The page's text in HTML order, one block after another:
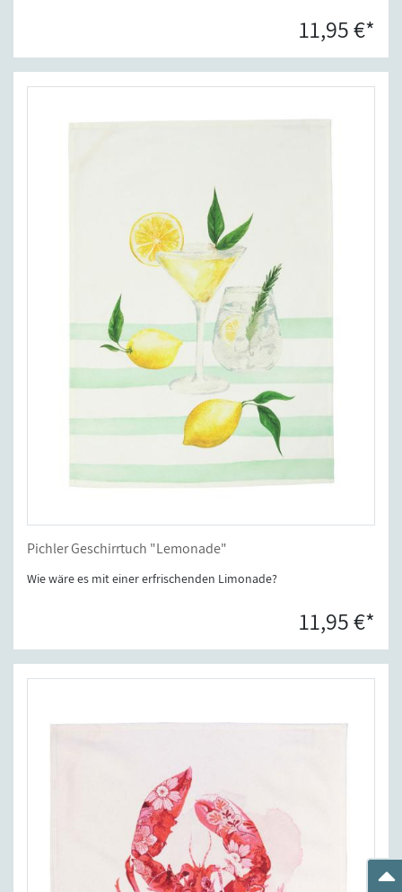
11,95 €*
Pichler Geschirrtuch "Lemonade"
Wie wäre es mit einer erfrischenden Limonade?
11,95 €*